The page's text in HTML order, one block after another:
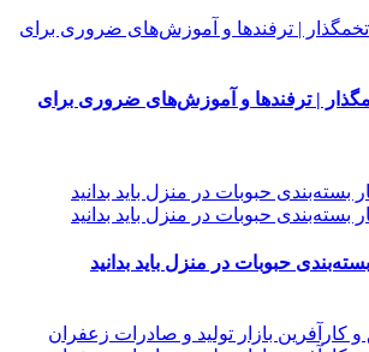
| ترفندها و آموزش‌های ضروری برای
حبوبات در منزل باید بدانید